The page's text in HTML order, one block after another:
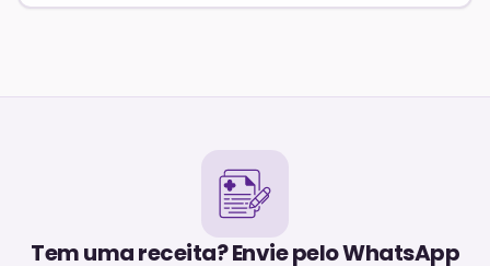
Tem uma receita? Envie pelo WhatsApp